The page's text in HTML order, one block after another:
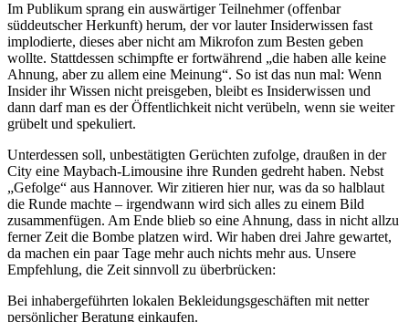
Im Publikum sprang ein auswärtiger Teilnehmer (offenbar
süddeutscher Herkunft) herum, der vor lauter Insiderwissen fast
implodierte, dieses aber nicht am Mikrofon zum Besten geben
wollte. Stattdessen schimpfte er fortwährend „die haben alle keine
Ahnung, aber zu allem eine Meinung“. So ist das nun mal: Wenn
Insider ihr Wissen nicht preisgeben, bleibt es Insiderwissen und
dann darf man es der Öffentlichkeit nicht verübeln, wenn sie weiter
grübelt und spekuliert.
Unterdessen soll, unbestätigten Gerüchten zufolge, draußen in der
City eine Maybach-Limousine ihre Runden gedreht haben. Nebst
„Gefolge“ aus Hannover. Wir zitieren hier nur, was da so halblaut
die Runde machte – irgendwann wird sich alles zu einem Bild
zusammenfügen. Am Ende blieb so eine Ahnung, dass in nicht allzu
ferner Zeit die Bombe platzen wird. Wir haben drei Jahre gewartet,
da machen ein paar Tage mehr auch nichts mehr aus. Unsere
Empfehlung, die Zeit sinnvoll zu überbrücken:
Bei inhabergeführten lokalen Bekleidungsgeschäften mit netter
persönlicher Beratung einkaufen.